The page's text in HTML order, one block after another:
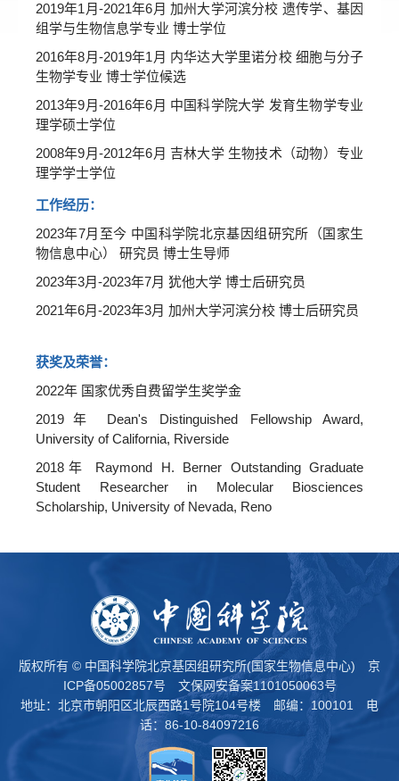
2019年1月-2021年6月 加州大学河滨分校 遗传学、基因
组学与生物信息学专业 博士学位
2016年8月-2019年1月 内华达大学里诺分校 细胞与分子
生物学专业 博士学位候选
2013年9月-2016年6月 中国科学院大学 发育生物学专业
理学硕士学位
2008年9月-2012年6月 吉林大学 生物技术（动物）专业
理学学士学位
工作经历：
2023年7月至今 中国科学院北京基因组研究所（国家生
物信息中心） 研究员 博士生导师
2023年3月-2023年7月 犹他大学 博士后研究员
2021年6月-2023年3月 加州大学河滨分校 博士后研究员
获奖及荣誉：
2022年 国家优秀自费留学生奖学金
2019年 Dean's Distinguished Fellowship Award,
University of California, Riverside
2018年 Raymond H. Berner Outstanding Graduate
Student Researcher in Molecular Biosciences
Scholarship, University of Nevada, Reno
版权所有 © 中国科学院北京基因组研究所(国家生物信息中心) 京
ICP备05002857号
文保网安备案1101050063号
地址：北京市朝阳区北辰西路1号院104号楼 邮编：100101 电
话：86-10-84097216